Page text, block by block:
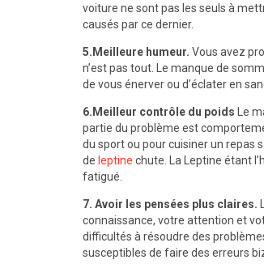
voiture ne sont pas les seuls à
causés par ce dernier.
5.Meilleure humeur. Vous avez
n’est pas tout. Le manque de
de vous énerver ou d’éclater en
6.Meilleur contrôle du poids Le
partie du problème est
du sport ou pour cuisiner un repas
de leptine chute. La Leptine étant
fatigué.
7. Avoir les pensées plus claires.
connaissance, votre attention et
difficultés à résoudre des
susceptibles de faire des erreurs